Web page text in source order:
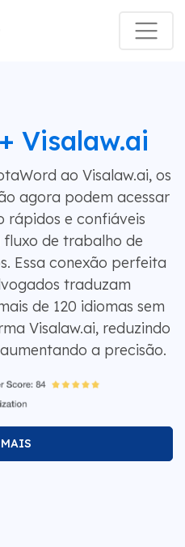
Visalaw.ai
ao Visalaw.ai, os
agora podem acessar
rápidos e confiáveis
de trabalho de
Essa conexão perfeita
traduzam
de 120 idiomas sem
Visalaw.ai, reduzindo
a precisão.